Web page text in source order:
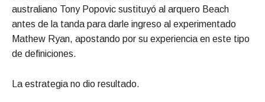
australiano Tony Popovic sustituyó al arquero Beach
antes de la tanda para darle ingreso al experimentado
Mathew Ryan, apostando por su experiencia en este tipo
de definiciones.
La estrategia no dio resultado.